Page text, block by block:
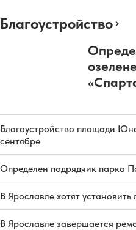
Благоустройство
Благоустройство площади
сентябре
Определен подрядчик парка
В Ярославле хотят
В Ярославле завершается